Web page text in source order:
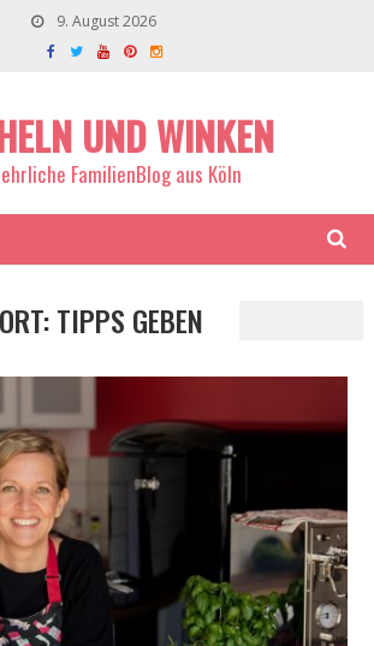
9. August 2026
UND WINKEN
FamilienBlog aus Köln
TIPPS GEBEN